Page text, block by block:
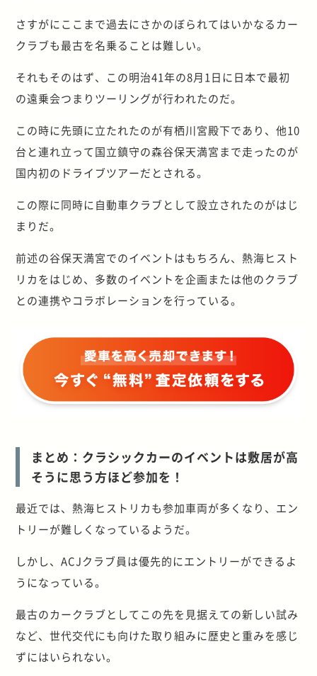
さすがにここまで過去にさかのぼられてはいかなるカー
クラブも最古を名乗ることは難しい。
それもそのはず、この明治41年の8月1日に日本で最初
の遠乗会つまりツーリングが行われたのだ。
この時に先頭に立たれたのが有栖川宮殿下であり、他10
台と連れ立って国立鎮守の森谷保天満宮まで走ったのが
国内初のドライブツアーだとされる。
この際に同時に自動車クラブとして設立されたのがはじ
まりだ。
前述の谷保天満宮でのイベントはもちろん、熱海ヒスト
リカをはじめ、多数のイベントを企画または他のクラブ
との連携やコラボレーションを行っている。
まとめ：クラシックカーのイベントは敷居が高
そうに思う方ほど参加を！
最近では、熱海ヒストリカも参加車両が多くなり、エン
トリーが難しくなっているようだ。
しかし、ACJクラブ員は優先的にエントリーができるよ
うになっている。
最古のカークラブとしてこの先を見据えての新しい試み
など、世代交代にも向けた取り組みに歴史と重みを感じ
ずにはいられない。